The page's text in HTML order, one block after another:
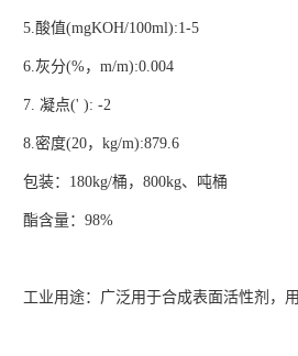
5.酸值(mgKOH/100ml):1-5
6.灰分(%，m/m):0.004
7. 凝点(' ): -2
8.密度(20，kg/m):879.6
包装：180kg/桶，800kg、吨桶
酯含量：98%
工业用途：广泛用于合成表面活性剂，